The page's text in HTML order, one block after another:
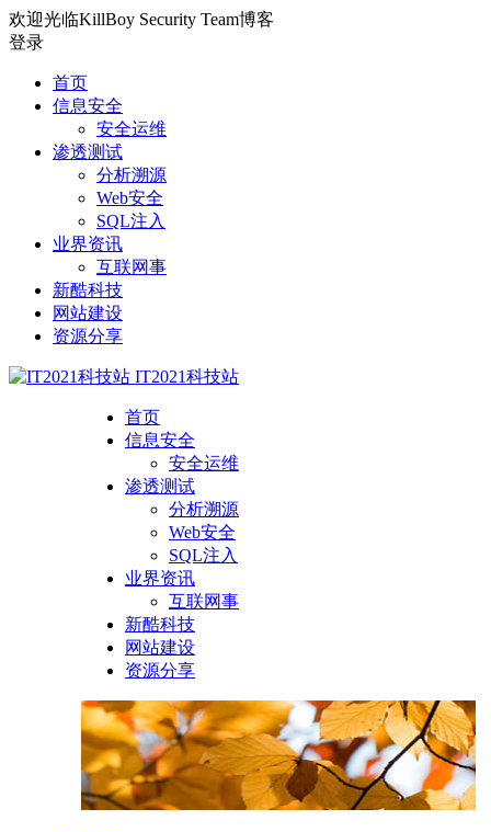
欢迎光临KillBoy Security Team博客
登录
首页
信息安全
安全运维
渗透测试
分析溯源
Web安全
SQL注入
业界资讯
互联网事
新酷科技
网站建设
资源分享
IT2021科技站
首页
信息安全
安全运维
渗透测试
分析溯源
Web安全
SQL注入
业界资讯
互联网事
新酷科技
网站建设
资源分享